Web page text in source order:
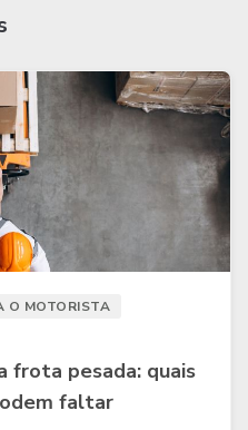
O MOTORISTA
frota pesada: quais
faltar